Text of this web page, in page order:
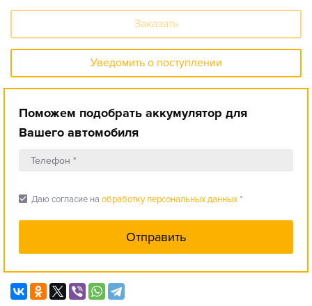
Заказать
Уведомить о поступлении
Поможем подобрать аккумулятор для
Вашего автомобиля
check_box Даю согласие на обработку персональных данных*